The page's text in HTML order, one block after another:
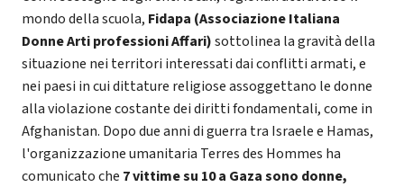
mondo della scuola, Fidapa (Associazione Italiana
Donne Arti professioni Affari)sottolinea la gravità della
situazione nei territori interessati dai conflitti armati, e
nei paesi in cui dittature religiose assoggettano le donne
alla violazione costante dei diritti fondamentali, come in
Afghanistan. Dopo due anni di guerra tra Israele e Hamas,
l'organizzazione umanitaria Terres des Hommes ha
comunicato che 7 vittime su 10 a Gaza sono donne,